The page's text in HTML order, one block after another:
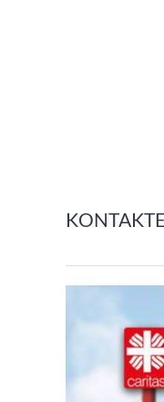
KONTAKTE